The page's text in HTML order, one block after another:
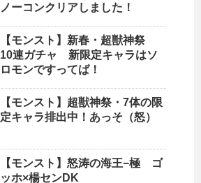
ノーコンクリアしました！
【モンスト】新春・超獣神祭
10連ガチャ 新限定キャラはソ
ロモンですってば！
【モンスト】超獣神祭・7体の限
定キャラ排出中！あっそ（怒）
【モンスト】怒涛の海王−極 ゴ
ッホ×楊センDK